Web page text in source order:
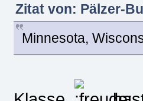
Zitat von: Pälzer-
Minnesota,